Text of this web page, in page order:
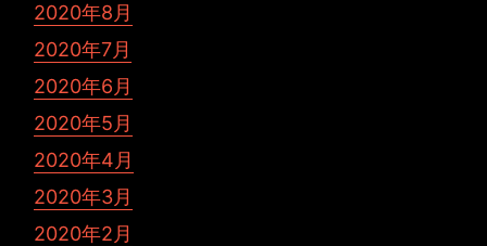
2020年8月
2020年7月
2020年6月
2020年5月
2020年4月
2020年3月
2020年2月